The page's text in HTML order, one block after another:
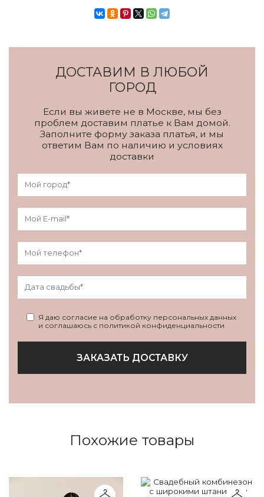
ДОСТАВИМ В ЛЮБОЙ
ГОРОД
Если вы живете не в Москве, мы без
проблем доставим платье к Вам домой.
Заполните форму заказа платья, и мы
ответим Вам по наличию и условиях
доставки
Я даю согласие на обработку персональных данных
и соглашаюсь с политикой конфиденциальности
ЗАКАЗАТЬ ДОСТАВКУ
Похожие товары